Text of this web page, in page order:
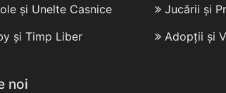
și Unelte Casnice
Jucării și
și Timp Liber
Adopții și
noi